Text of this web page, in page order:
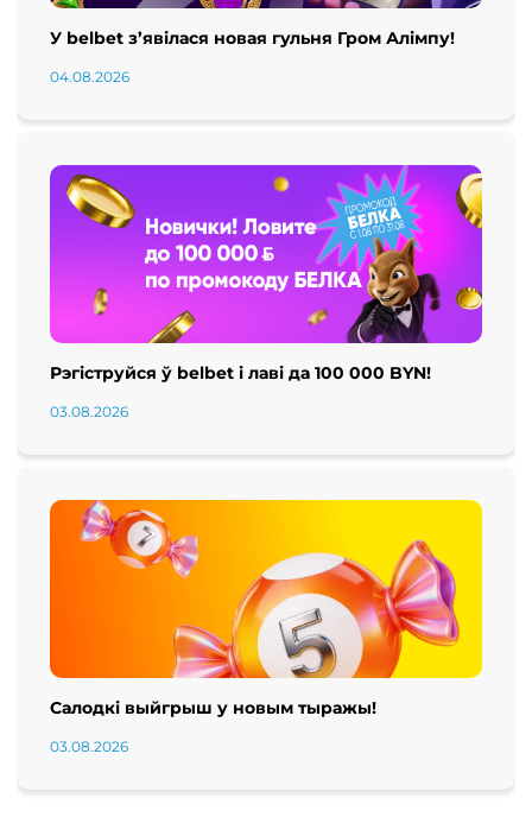
У belbet з’явілася новая гульня Гром Алімпу!
04.08.2026
Рэгіструйся ў belbet і лаві да 100 000 BYN!
03.08.2026
Салодкі выйгрыш у новым тыражы!
03.08.2026